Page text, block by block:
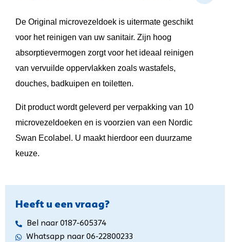
De Original microvezeldoek is uitermate geschikt
voor het reinigen van uw sanitair. Zijn hoog
absorptievermogen zorgt voor het ideaal reinigen
van vervuilde oppervlakken zoals wastafels,
douches, badkuipen en toiletten.
Dit product wordt geleverd per verpakking van 10
microvezeldoeken en is voorzien van een Nordic
Swan Ecolabel. U maakt hierdoor een duurzame
keuze.
Heeft u een vraag?
Bel naar 0187-605374
Whatsapp naar 06-22800233